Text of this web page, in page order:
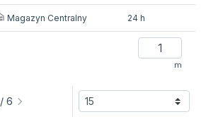
Magazyn Centralny 24 h
m
/ 6